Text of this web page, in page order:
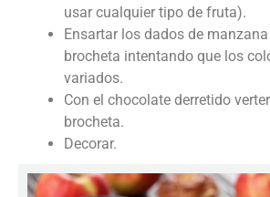
usar cualquier tipo de fruta).
Ensartar los dados de
brocheta intentando que los
variados.
Con el chocolate derretido
brocheta.
Decorar.